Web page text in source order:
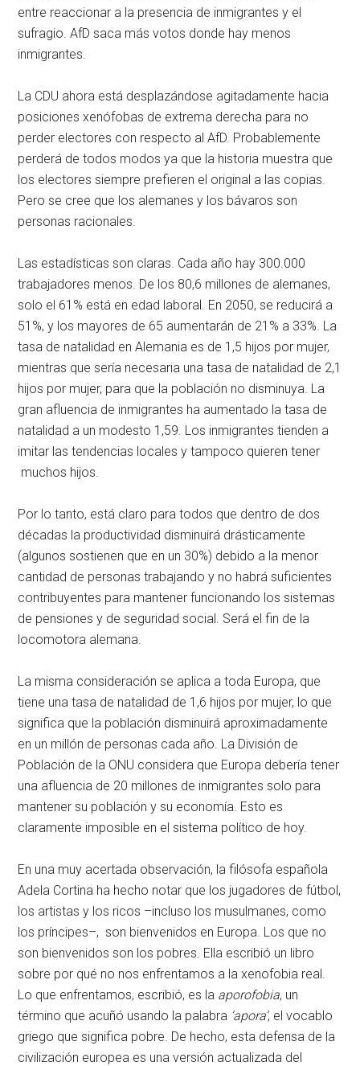
entre reaccionar a la presencia de inmigrantes y el
sufragio. AfD saca más votos donde hay menos
inmigrantes.
La CDU ahora está desplazándose agitadamente hacia
posiciones xenófobas de extrema derecha para no
perder electores con respecto al AfD. Probablemente
perderá de todos modos ya que la historia muestra que
los electores siempre prefieren el original a las copias.
Pero se cree que los alemanes y los bávaros son
personas racionales.
Las estadísticas son claras. Cada año hay 300.000
trabajadores menos. De los 80,6 millones de alemanes,
solo el 61% está en edad laboral. En 2050, se reducirá a
51%, y los mayores de 65 aumentarán de 21% a 33%. La
tasa de natalidad en Alemania es de 1,5 hijos por mujer,
mientras que sería necesaria una tasa de natalidad de 2,1
hijos por mujer, para que la población no disminuya. La
gran afluencia de inmigrantes ha aumentado la tasa de
natalidad a un modesto 1,59. Los inmigrantes tienden a
imitar las tendencias locales y tampoco quieren tener
muchos hijos.
Por lo tanto, está claro para todos que dentro de dos
décadas la productividad disminuirá drásticamente
(algunos sostienen que en un 30%) debido a la menor
cantidad de personas trabajando y no habrá suficientes
contribuyentes para mantener funcionando los sistemas
de pensiones y de seguridad social. Será el fin de la
locomotora alemana.
La misma consideración se aplica a toda Europa, que
tiene una tasa de natalidad de 1,6 hijos por mujer, lo que
significa que la población disminuirá aproximadamente
en un millón de personas cada año. La División de
Población de la ONU considera que Europa debería tener
una afluencia de 20 millones de inmigrantes solo para
mantener su población y su economía. Esto es
claramente imposible en el sistema político de hoy.
En una muy acertada observación, la filósofa española
Adela Cortina ha hecho notar que los jugadores de fútbol,
​​los artistas y los ricos –incluso los musulmanes, como
los príncipes–, son bienvenidos en Europa. Los que no
son bienvenidos son los pobres. Ella escribió un libro
sobre por qué no nos enfrentamos a la xenofobia real.
Lo que enfrentamos, escribió, es la aporofobia, un
término que acuñó usando la palabra ‘apora’, el vocablo
griego que significa pobre. De hecho, esta defensa de la
civilización europea es una versión actualizada del